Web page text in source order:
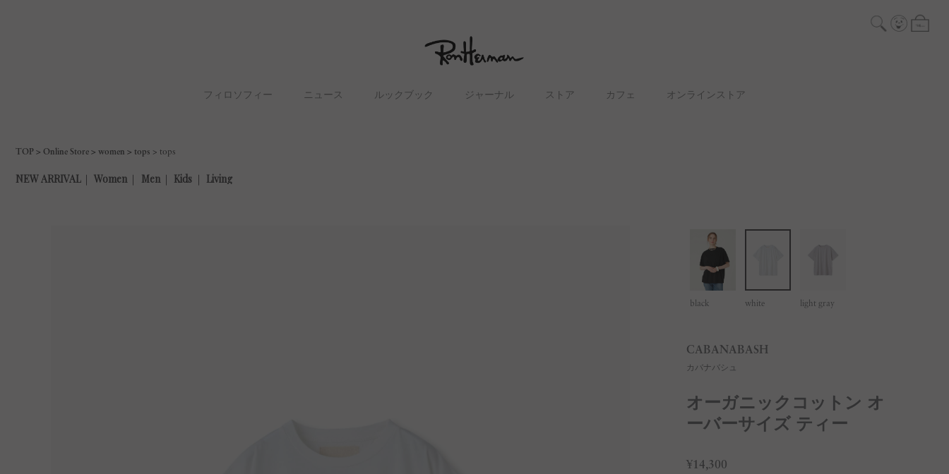
フィロソフィー ニュース ルックブック ジャーナル ストア カフェ オンラインストア
TOP Online Store women tops tops
black white light gray
CABANABASH
カバナバシュ
オーガニックコットン オ
ーバーサイズ ティー
¥14,300